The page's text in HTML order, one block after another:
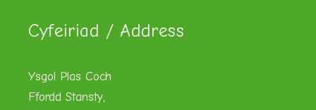
Cyfeiriad / Address
Ysgol Plas Coch
Ffordd Stansty,